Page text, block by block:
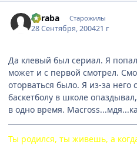
Suraba Старожилы
28 Сентября, 200421 г
Да клевый был сериал. Я
может и с первой смотрел.
оторваться было. Я из-за
баскетболу в школе
в одно время.
Ты родился, ты живешь, а